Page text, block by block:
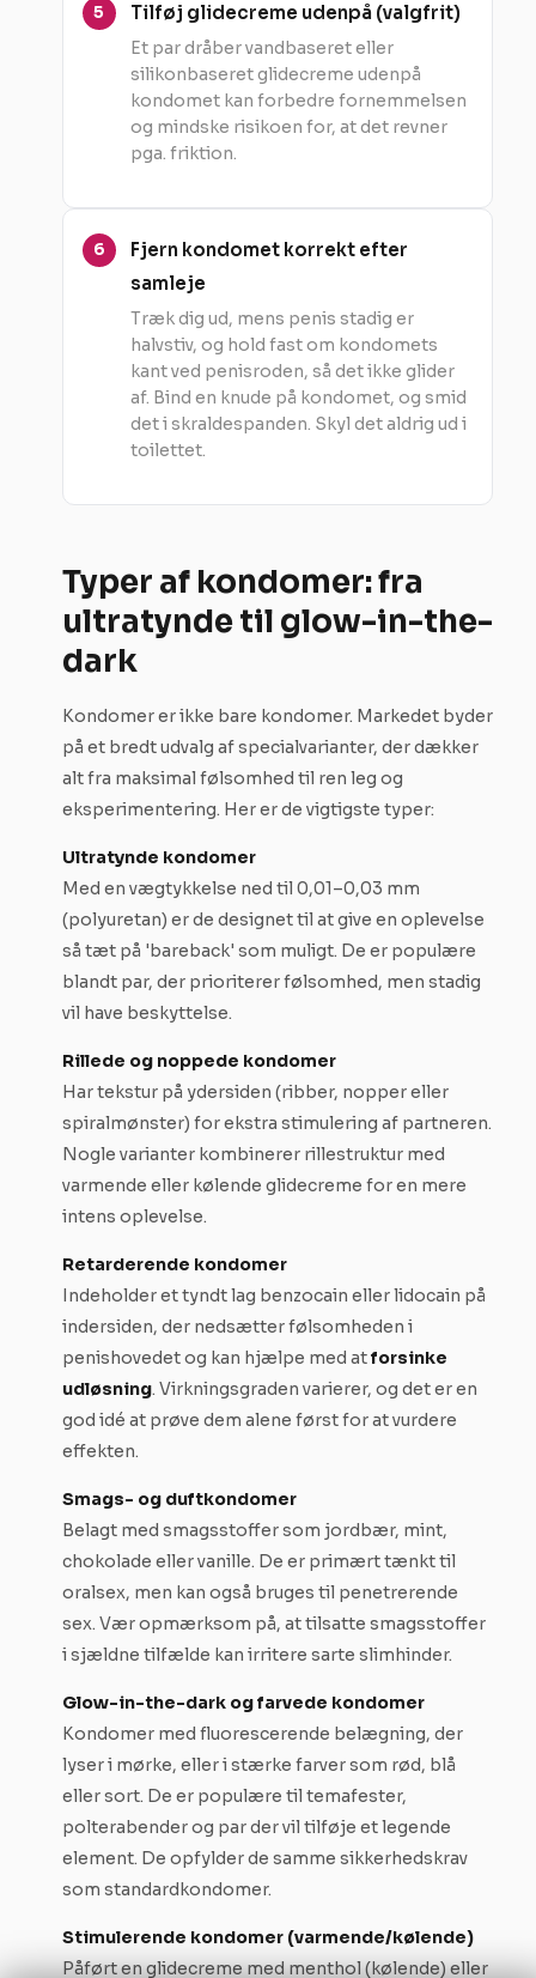
Tilføj glidecreme udenpå (valgfrit)
Et par dråber vandbaseret eller
silikonbaseret glidecreme udenpå
kondomet kan forbedre fornemmelsen
og mindske risikoen for, at det revner
pga. friktion.
Fjern kondomet korrekt efter
samleje
Træk dig ud, mens penis stadig er
halvstiv, og hold fast om kondomets
kant ved penisroden, så det ikke glider
af. Bind en knude på kondomet, og smid
det i skraldespanden. Skyl det aldrig ud i
toilettet.
Typer af kondomer: fra
ultratynde til glow-in-the-
dark
Kondomer er ikke bare kondomer. Markedet byder
på et bredt udvalg af specialvarianter, der dækker
alt fra maksimal følsomhed til ren leg og
eksperimentering. Her er de vigtigste typer:
Ultratynde kondomer
Med en vægtykkelse ned til 0,01–0,03 mm
(polyuretan) er de designet til at give en oplevelse
så tæt på 'bareback' som muligt. De er populære
blandt par, der prioriterer følsomhed, men stadig
vil have beskyttelse.
Rillede og noppede kondomer
Har tekstur på ydersiden (ribber, nopper eller
spiralmønster) for ekstra stimulering af partneren.
Nogle varianter kombinerer rillestruktur med
varmende eller kølende glidecreme for en mere
intens oplevelse.
Retarderende kondomer
Indeholder et tyndt lag benzocain eller lidocain på
indersiden, der nedsætter følsomheden i
penishovedet og kan hjælpe med atforsinke
udløsning. Virkningsgraden varierer, og det er en
god idé at prøve dem alene først for at vurdere
effekten.
Smags- og duftkondomer
Belagt med smagsstoffer som jordbær, mint,
chokolade eller vanille. De er primært tænkt til
oralsex, men kan også bruges til penetrerende
sex. Vær opmærksom på, at tilsatte smagsstoffer
i sjældne tilfælde kan irritere sarte slimhinder.
Glow-in-the-dark og farvede kondomer
Kondomer med fluorescerende belægning, der
lyser i mørke, eller i stærke farver som rød, blå
eller sort. De er populære til temafester,
polterabender og par der vil tilføje et legende
element. De opfylder de samme sikkerhedskrav
som standardkondomer.
Stimulerende kondomer (varmende/kølende)
Påført en glidecreme med menthol (kølende) eller